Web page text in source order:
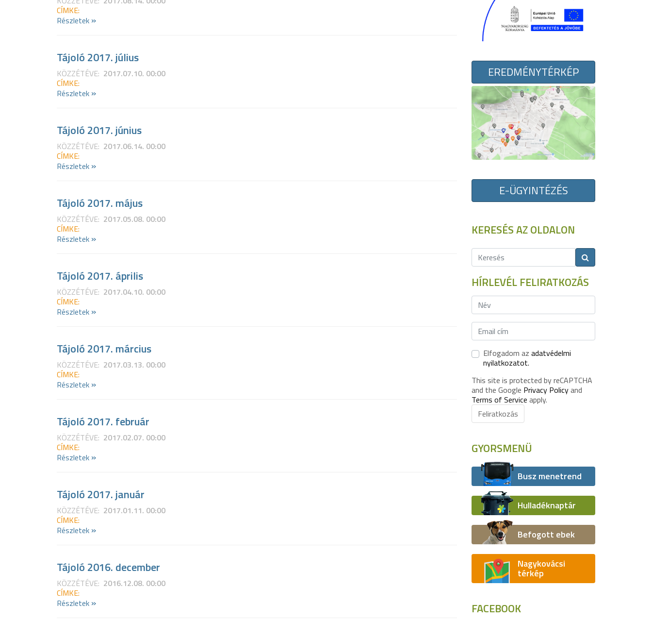
CÍMKE:
Részletek »
Tájoló 2017. július
KÖZZÉTÉVE: 2017.07.10. 00:00
CÍMKE:
Részletek »
Tájoló 2017. június
KÖZZÉTÉVE: 2017.06.14. 00:00
CÍMKE:
Részletek »
Tájoló 2017. május
KÖZZÉTÉVE: 2017.05.08. 00:00
CÍMKE:
Részletek »
Tájoló 2017. április
KÖZZÉTÉVE: 2017.04.10. 00:00
CÍMKE:
Részletek »
Tájoló 2017. március
KÖZZÉTÉVE: 2017.03.13. 00:00
CÍMKE:
Részletek »
Tájoló 2017. február
KÖZZÉTÉVE: 2017.02.07. 00:00
CÍMKE:
Részletek »
Tájoló 2017. január
KÖZZÉTÉVE: 2017.01.11. 00:00
CÍMKE:
Részletek »
Tájoló 2016. december
KÖZZÉTÉVE: 2016.12.08. 00:00
CÍMKE:
Részletek »
EREDMÉNYTÉRKÉP
E-ÜGYINTÉZÉS
KERESÉS AZ OLDALON
HÍRLEVÉL FELIRATKOZÁS
Elfogadom az adatvédelmi
nyilatkozatot.
This site is protected by reCAPTCHA
and the Google Privacy Policyand
Terms of Service apply.
Feliratkozás
GYORSMENÜ
Busz menetrend
Hulladéknaptár
Befogott ebek
Nagykovácsi
térkép
FACEBOOK